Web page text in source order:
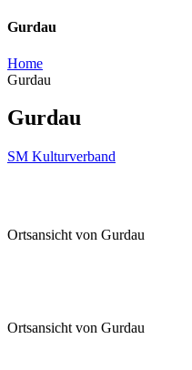
Gurdau
Home
Gurdau
Gurdau
SM Kulturverband
Ortsansicht von Gurdau
Ortsansicht von Gurdau